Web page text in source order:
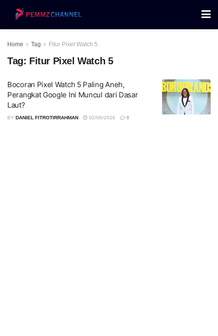
Home Tag Fitur Pixel Watch 5
Tag: Fitur Pixel Watch 5
Bocoran Pixel Watch 5 Paling Aneh,
Perangkat Google Ini Muncul dari Dasar
Laut?
BY DANIEL FITROTIRRAHMAN 02/06/2026 0